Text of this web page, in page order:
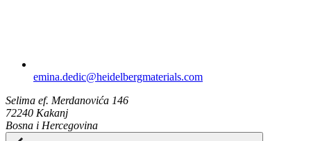
emina.dedic​@heidelbergmaterials.com
Selima ef. Merdanovića 146
72240 Kakanj
Bosna i Hercegovina